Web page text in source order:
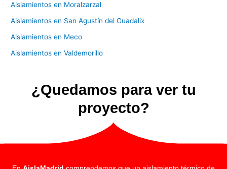
Aislamientos en Moralzarzal
Aislamientos en San Agustín del Guadalix
Aislamientos en Meco
Aislamientos en Valdemorillo
¿Quedamos para ver tu
proyecto?